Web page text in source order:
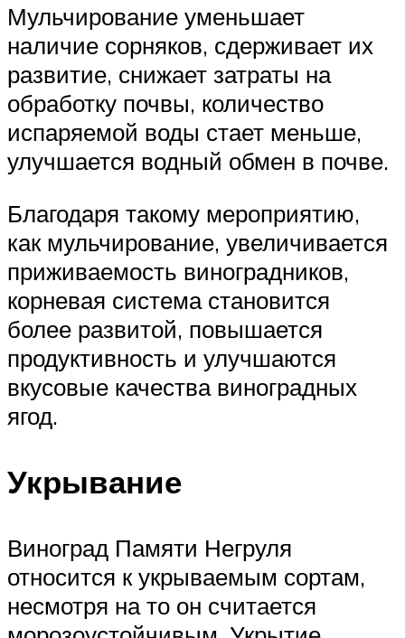
Мульчирование уменьшает
наличие сорняков, сдерживает их
развитие, снижает затраты на
обработку почвы, количество
испаряемой воды стает меньше,
улучшается водный обмен в почве.
Благодаря такому мероприятию,
как мульчирование, увеличивается
приживаемость виноградников,
корневая система становится
более развитой, повышается
продуктивность и улучшаются
вкусовые качества виноградных
ягод.
Укрывание
Виноград Памяти Негруля
относится к укрываемым сортам,
несмотря на то он считается